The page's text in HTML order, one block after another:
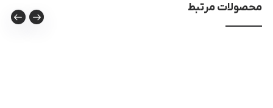
محصولات مرتبط